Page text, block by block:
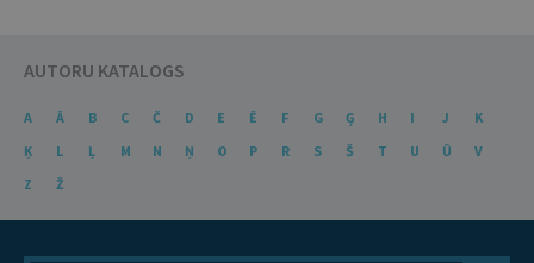
AUTORU KATALOGS
A Ā B C Č D E Ē F G Ģ H I J
K
Ķ
L Ļ M N Ņ O P R S Š T U Ū
V
Z
Ž